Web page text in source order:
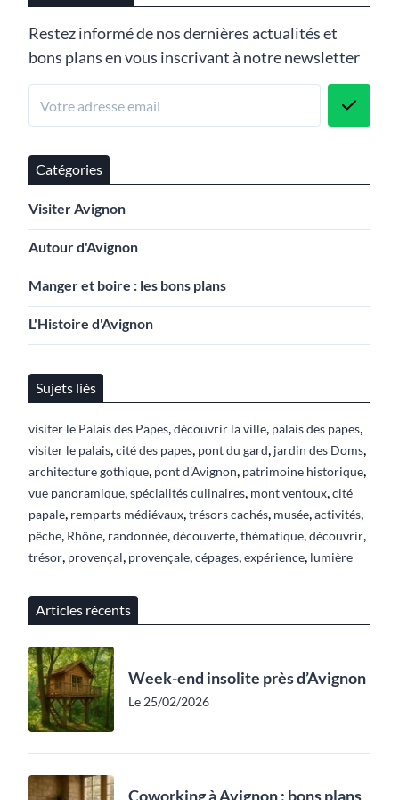
Restez informé de nos dernières actualités et
bons plans en vous inscrivant à notre newsletter
Catégories
Visiter Avignon
Autour d'Avignon
Manger et boire : les bons plans
L'Histoire d'Avignon
Sujets liés
visiter le Palais des Papes,découvrir la ville, palais des papes,
visiter le palais,cité des papes, pont du gard, jardin des Doms,
architecture gothique, pont d'Avignon, patrimoine historique,
vue panoramique,spécialités culinaires, mont ventoux,cité
papale, remparts médiévaux,trésors cachés, musée,activités,
pêche, Rhône, randonnée,découverte,thématique,découvrir,
trésor, provençal, provençale,cépages,expérience, lumière
Articles récents
Week-end insolite près d’Avignon
Le 25/02/2026
Coworking à Avignon : bons plans